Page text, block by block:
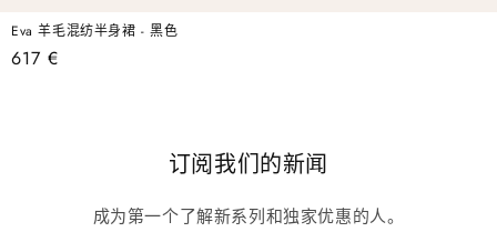
Eva 羊毛混纺半身裙 - 黑色
常
617 €
订阅我们的新闻
成为第一个了解新系列和独家优惠的人。